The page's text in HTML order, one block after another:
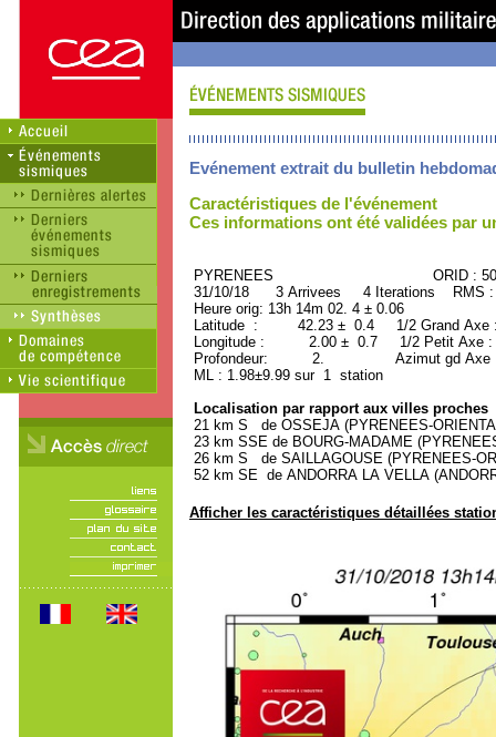
Evénement extrait du bulletin
Caractéristiques de l'événement
Ces informations ont été validées par
PYRENEES ORID :
31/10/18 3 Arrivees 4 Iterations RMS
Heure orig: 13h 14m 02. 4 ± 0.06
Latitude : 42.23 ± 0.4 1/2 Grand
Longitude : 2.00 ± 0.7 1/2 Petit Axe
Profondeur: 2. Azimut gd Axe :
ML : 1.98±9.99 sur 1 station
Localisation par rapport aux villes proches
21 km S de OSSEJA (PYRENEES-
23 km SSE de BOURG-MADAME
26 km S de SAILLAGOUSE (PYRENEES-
52 km SE de ANDORRA LA VELLA
Afficher les caractéristiques détaillées